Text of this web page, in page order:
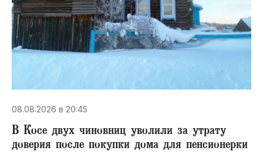
08.08.2026 в 20:45
В Косе двух чиновниц уволили за утрату
доверия после покупки дома для пенсионерки